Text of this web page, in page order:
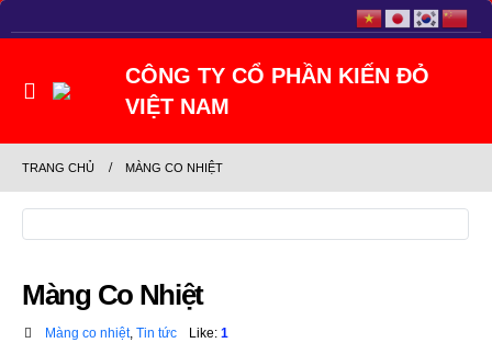
TRANG CHỦ MÀNG CO NHIỆT
Màng Co Nhiệt
Màng co nhiệt, Tin tức Like: 1